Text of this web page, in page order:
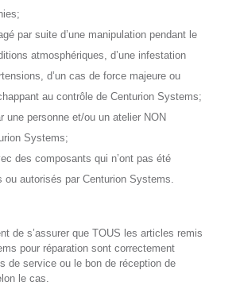
par suite d’une manipulation pendant le
atmosphériques, d’une infestation
d’un cas de force majeure ou
au contrôle de Centurion Systems;
une personne et/ou un atelier NON
Systems;
des composants qui n’ont pas été
ou autorisés par Centurion Systems.
de s’assurer que TOUS les articles remis
pour réparation sont correctement
de service ou le bon de réception de
le cas.